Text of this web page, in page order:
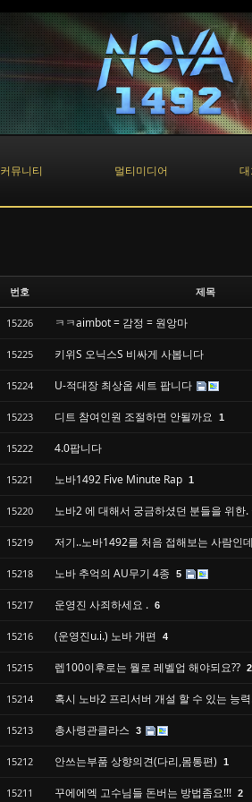
커뮤니티 멀티미디어 대
번호 제목
15226 ㅋㅋaimbot = 감정 = 원앙마
15225 키위S 오닉스S 비싸게 사봅니다
15224 U-적대장 최상옵 세트 팝니다
15223 디트 참여인원 조절하면 안될까요 1
15222 4.0팝니다
15221 노바1492 Five Minute Rap 1
15220 노바2 에 대해서 궁금하셨던 분들을 위한.
15219 저기..노바1492를 처음 접해보는 사람인
15218 노바 추억의 AU무기 4종 5
15217 운영진 사죄하세요 . 6
15216 (운영진u.i.) 노바 개편 4
15215 렙100이후로는 뭘로 레벨업 해야되요?? 2
15214 혹시 노바2 프리서버 개설 할 수 있는 능
15213 총사령관클라스 3
15212 안쓰는부품 상향의견(다리,몸통편) 1
15211 꾸에에엑 고수님들 돈버는 방법좀요!!! 2